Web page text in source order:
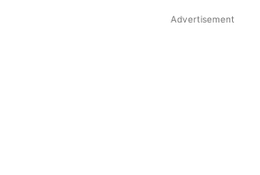
Advertisement